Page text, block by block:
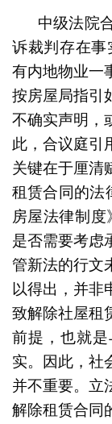
中级法院
诉裁判存在
有内地物业一
按房屋局指引
不确实声明，
此，合议庭引
关键在于厘清
租赁合同的法
房屋法律制度
是否需要考虑
管新法的行文
以得出，并非
致解除社屋租
前提，也就
实。因此，社
并不重要。立
解除租赁合同